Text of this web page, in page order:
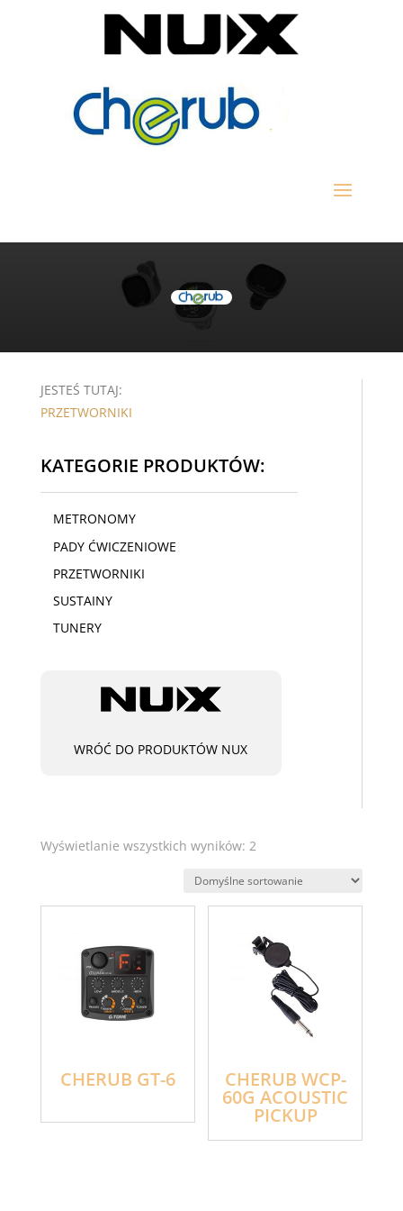
JESTEŚ TUTAJ:
PRZETWORNIKI
KATEGORIE PRODUKTÓW:
METRONOMY
PADY ĆWICZENIOWE
PRZETWORNIKI
SUSTAINY
TUNERY
WRÓĆ DO PRODUKTÓW NUX
Wyświetlanie wszystkich wyników: 2
CHERUB GT-6 CHERUB WCP-
60G ACOUSTIC
PICKUP